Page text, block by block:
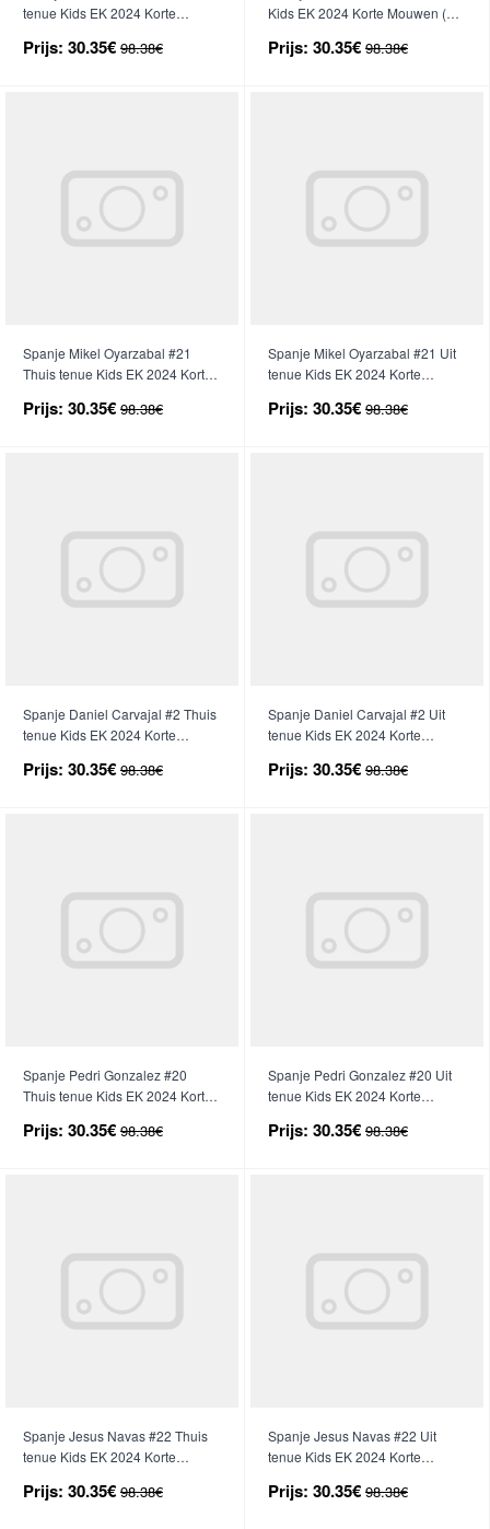
tenue Kids EK 2024 Korte
Prijs: 30.35€ 98.38€
Kids EK 2024 Korte Mouwen (+
Prijs: 30.35€ 98.38€
Spanje Mikel Oyarzabal #21
Thuis tenue Kids EK 2024 Korte
Prijs: 30.35€ 98.38€
Spanje Mikel Oyarzabal #21 Uit
tenue Kids EK 2024 Korte
Prijs: 30.35€ 98.38€
Spanje Daniel Carvajal #2 Thuis
tenue Kids EK 2024 Korte
Prijs: 30.35€ 98.38€
Spanje Daniel Carvajal #2 Uit
tenue Kids EK 2024 Korte
Prijs: 30.35€ 98.38€
Spanje Pedri Gonzalez #20
Thuis tenue Kids EK 2024 Korte
Prijs: 30.35€ 98.38€
Spanje Pedri Gonzalez #20 Uit
tenue Kids EK 2024 Korte
Prijs: 30.35€ 98.38€
Spanje Jesus Navas #22 Thuis
tenue Kids EK 2024 Korte
Prijs: 30.35€ 98.38€
Spanje Jesus Navas #22 Uit
tenue Kids EK 2024 Korte
Prijs: 30.35€ 98.38€